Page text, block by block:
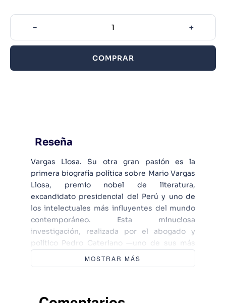
＋
－
COMPRAR
Reseña
Vargas Llosa. Su otra gran pasión es la
primera biografía política sobre Mario Vargas
Llosa, premio nobel de literatura,
excandidato presidencial del Perú y uno de
los intelectuales más influyentes del mundo
contemporáneo. Esta minuciosa
investigación, realizada por el abogado y
político Pedro Cateriano —uno de sus más
íntimos compañeros en la lucha por la
democracia—, se remonta a los inicios de la
viraje del socialismo al liberalismo), la
MOSTRAR MÁS